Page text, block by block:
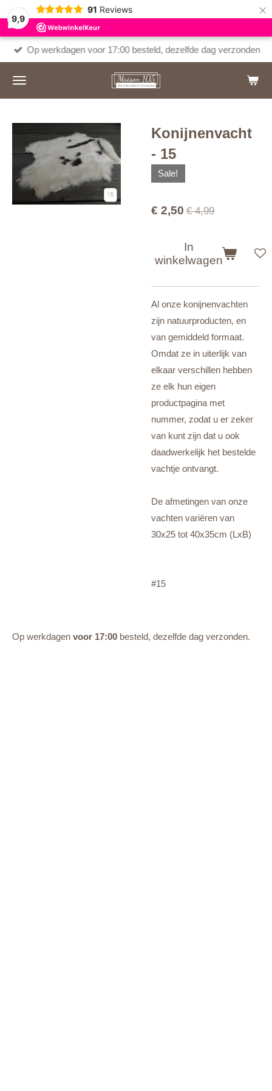
9,9
91 Reviews ×
Op werkdagen voor 17:00 besteld, dezelfde dag verzonden
Konijnenvacht
- 15
Sale!
€ 2,50 € 4,99
In
winkelwagen
Al onze konijnenvachten
zijn natuurproducten, en
van gemiddeld formaat.
Omdat ze in uiterlijk van
elkaar verschillen hebben
ze elk hun eigen
productpagina met
nummer, zodat u er zeker
van kunt zijn dat u ook
daadwerkelijk het bestelde
vachtje ontvangt.
De afmetingen van onze
vachten variëren van
30x25 tot 40x35cm (LxB)
#15
Op werkdagen voor 17:00 besteld, dezelfde dag verzonden.